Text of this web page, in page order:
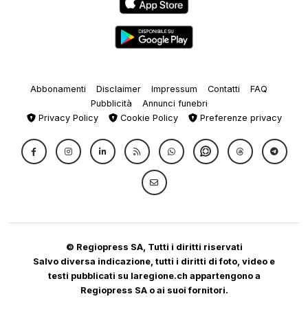
Abbonamenti Disclaimer Impressum Contatti
FAQ
Pubblicità
Annunci funebri
Privacy Policy
Cookie Policy Preferenze privacy
© Regiopress SA, Tutti i diritti riservati
Salvo diversa indicazione, tutti i diritti di foto, video e
testi pubblicati su laregione.ch appartengono a
Regiopress SA o ai suoi fornitori.